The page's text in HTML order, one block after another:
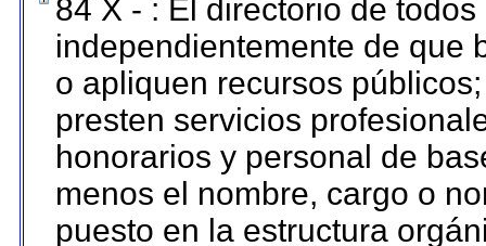
84 X - : El directorio de
independientemente de que
o apliquen recursos
presten servicios
honorarios y personal de
menos el nombre, cargo o
puesto en la estructura